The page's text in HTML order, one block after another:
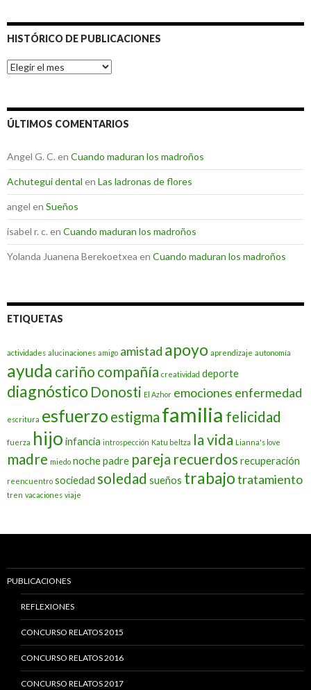
HISTÓRICO DE PUBLICACIONES
Histórico
de
ÚLTIMOS COMENTARIOS
Angel G. C. en Cuando maduran los madroños
Achutegui dental en Las ladronas de flores
angel en Sueños
isabel r. c. en Cuando maduran los madroños
Yolanda Juanena Berekoetxea en Cuando maduran los madroños
ETIQUETAS
actividades alucinaciones amigo amistad apoyo aprendizaje autonomía
ayuda cariño compañía creatividad deporte
diagnóstico Donosti El Azhor emociones enfermedad
escritura esfuerzo estigma familia felicidad
fuerza hijo infancia introspección Katu beltza la vida Lianna's love
madre miedo nochepadre pareja recuerdos recuperación
reencuentro sociedad soledad sueños trabajotratamiento
tren vacaciones viaje
PUBLICACIONES
REFLEXIONES
CONCURSO RELATOS 2015
CONCURSO RELATOS 2016
CONCURSO RELATOS 2017